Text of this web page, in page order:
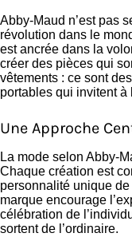
Abby-Maud n’est pas
révolution dans le
est ancrée dans la
créer des pièces qui
vêtements : ce sont
portables qui invitent à
Une Approche
La mode selon Abby-
Chaque création est
personnalité unique
marque encourage
célébration de
sortent de l’ordinaire.